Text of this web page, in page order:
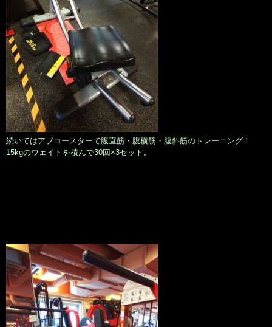
続いてはアブコースターで腹直筋・腹横筋・腹斜筋のトレーニング！
15kgのウェイトを積んで30回×3セット。